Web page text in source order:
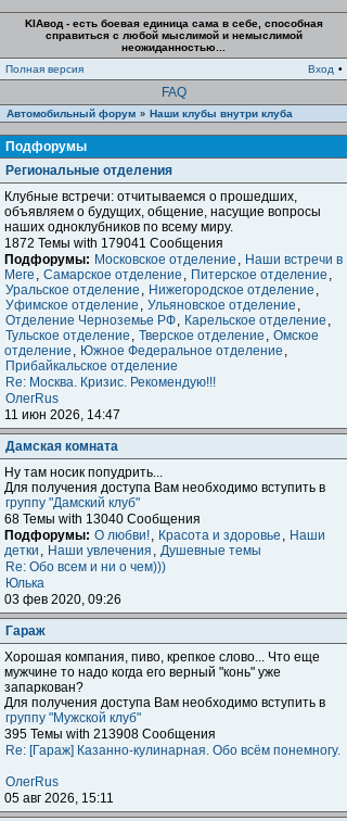
KIAвод - есть боевая единица сама в себе, способная
справиться с любой мыслимой и немыслимой
неожиданностью...
Полная версия
Вход •
FAQ
Автомобильный форум » Наши клубы внутри клуба
Подфорумы
Региональные отделения
Клубные встречи: отчитываемся о прошедших,
объявляем о будущих, общение, насущие вопросы
наших одноклубников по всему миру.
1872 Темы with 179041 Сообщения
Подфорумы: Московское отделение , Наши встречи в
Меге , Самарское отделение , Питерское отделение ,
Уральское отделение , Нижегородское отделение ,
Уфимское отделение , Ульяновское отделение ,
Отделение Черноземье РФ, Карельское отделение ,
Тульское отделение , Тверское отделение , Омское
отделение , Южное Федеральное отделение ,
Прибайкальское отделение
Re: Москва. Кризис. Рекомендую!!!
ОлегRus
11 июн 2026, 14:47
Дамская комната
Ну там носик попудрить...
Для получения доступа Вам необходимо вступить в
группу "Дамский клуб"
68 Темы with 13040 Сообщения
Подфорумы: О любви!, Красота и здоровье , Наши
детки , Наши увлечения , Душевные темы
Re: Обо всем и ни о чем)))
Юлька
03 фев 2020, 09:26
Гараж
Хорошая компания, пиво, крепкое слово... Что еще
мужчине то надо когда его верный "конь" уже
запаркован?
Для получения доступа Вам необходимо вступить в
группу "Мужской клуб"
395 Темы with 213908 Сообщения
Re: [Гараж] Казанно-кулинарная. Обо всём понемногу.
ОлегRus
05 авг 2026, 15:11